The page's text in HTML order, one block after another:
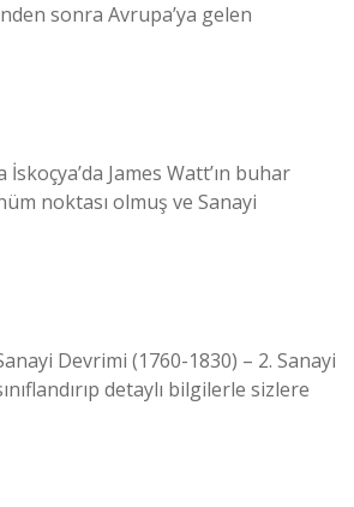
sonra Avrupa’ya gelen
James Watt’ın buhar
noktası olmuş ve Sanayi
Devrimi (1760-1830) – 2. Sanayi
detaylı bilgilerle sizlere